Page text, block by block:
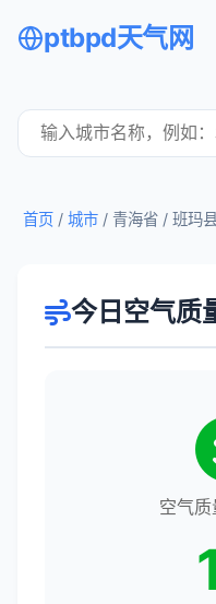
ptbpd天气网
首页 / 城市 / 青海省 / 班玛
今日空气质
空气